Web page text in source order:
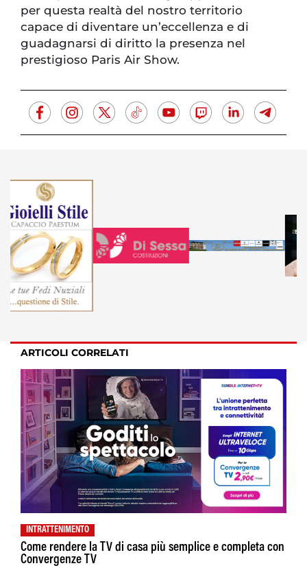
per questa realtà del nostro territorio
capace di diventare un’eccellenza e di
guadagnarsi di diritto la presenza nel
prestigioso Paris Air Show.
ARTICOLI CORRELATI
INTRATTENIMENTO
Come rendere la TV di casa più semplice e completa con
Convergenze TV